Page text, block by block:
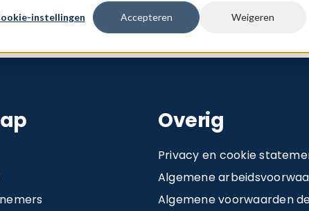
instellingen Accepteren Weigeren
Overig
Privacy en cookie
Algemene
Algemene voorwaarden